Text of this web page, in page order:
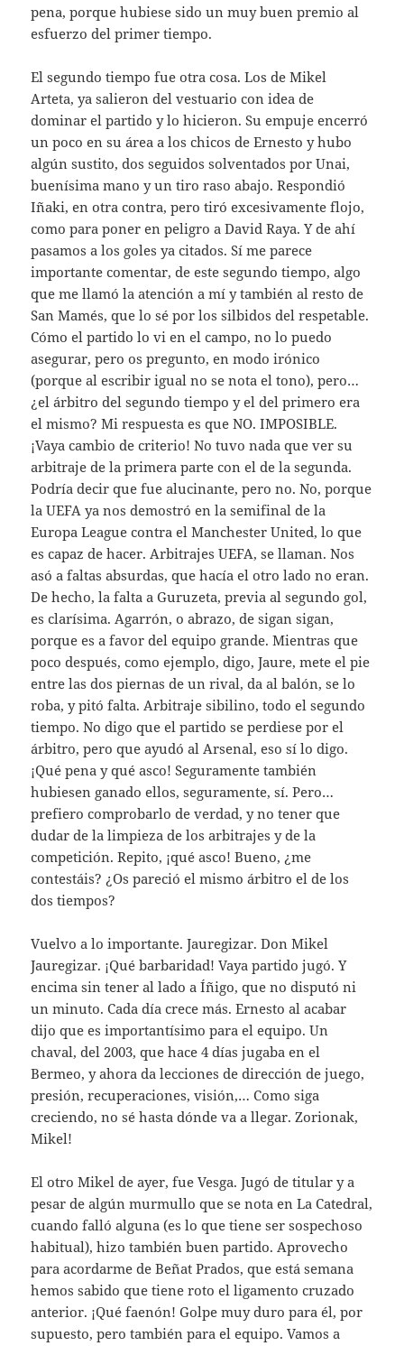
pena, porque hubiese sido un muy buen premio al
esfuerzo del primer tiempo.
El segundo tiempo fue otra cosa. Los de Mikel
Arteta, ya salieron del vestuario con idea de
dominar el partido y lo hicieron. Su empuje encerró
un poco en su área a los chicos de Ernesto y hubo
algún sustito, dos seguidos solventados por Unai,
buenísima mano y un tiro raso abajo. Respondió
Iñaki, en otra contra, pero tiró excesivamente flojo,
como para poner en peligro a David Raya. Y de ahí
pasamos a los goles ya citados. Sí me parece
importante comentar, de este segundo tiempo, algo
que me llamó la atención a mí y también al resto de
San Mamés, que lo sé por los silbidos del respetable.
Cómo el partido lo vi en el campo, no lo puedo
asegurar, pero os pregunto, en modo irónico
(porque al escribir igual no se nota el tono), pero…
¿el árbitro del segundo tiempo y el del primero era
el mismo? Mi respuesta es que NO. IMPOSIBLE.
¡Vaya cambio de criterio! No tuvo nada que ver su
arbitraje de la primera parte con el de la segunda.
Podría decir que fue alucinante, pero no. No, porque
la UEFA ya nos demostró en la semifinal de la
Europa League contra el Manchester United, lo que
es capaz de hacer. Arbitrajes UEFA, se llaman. Nos
asó a faltas absurdas, que hacía el otro lado no eran.
De hecho, la falta a Guruzeta, previa al segundo gol,
es clarísima. Agarrón, o abrazo, de sigan sigan,
porque es a favor del equipo grande. Mientras que
poco después, como ejemplo, digo, Jaure, mete el pie
entre las dos piernas de un rival, da al balón, se lo
roba, y pitó falta. Arbitraje sibilino, todo el segundo
tiempo. No digo que el partido se perdiese por el
árbitro, pero que ayudó al Arsenal, eso sí lo digo.
¡Qué pena y qué asco! Seguramente también
hubiesen ganado ellos, seguramente, sí. Pero…
prefiero comprobarlo de verdad, y no tener que
dudar de la limpieza de los arbitrajes y de la
competición. Repito, ¡qué asco! Bueno, ¿me
contestáis? ¿Os pareció el mismo árbitro el de los
dos tiempos?
Vuelvo a lo importante. Jauregizar. Don Mikel
Jauregizar. ¡Qué barbaridad! Vaya partido jugó. Y
encima sin tener al lado a Íñigo, que no disputó ni
un minuto. Cada día crece más. Ernesto al acabar
dijo que es importantísimo para el equipo. Un
chaval, del 2003, que hace 4 días jugaba en el
Bermeo, y ahora da lecciones de dirección de juego,
presión, recuperaciones, visión,… Como siga
creciendo, no sé hasta dónde va a llegar. Zorionak,
Mikel!
El otro Mikel de ayer, fue Vesga. Jugó de titular y a
pesar de algún murmullo que se nota en La Catedral,
cuando falló alguna (es lo que tiene ser sospechoso
habitual), hizo también buen partido. Aprovecho
para acordarme de Beñat Prados, que está semana
hemos sabido que tiene roto el ligamento cruzado
anterior. ¡Qué faenón! Golpe muy duro para él, por
supuesto, pero también para el equipo. Vamos a